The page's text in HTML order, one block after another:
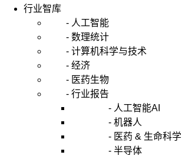
行业智库
- 人工智能
- 数理统计
- 计算机科学与技术
- 经济
- 医药生物
- 行业报告
- 人工智能AI
- 机器人
- 医药 & 生命科学
- 半导体